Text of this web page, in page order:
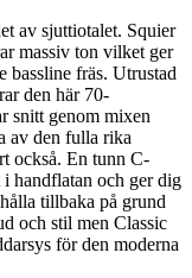
av sjuttiotalet. Squier
massiv ton vilket ger
bassline fräs. Utrustad
den här 70-
snitt genom mixen
av den fulla rika
också. En tunn C-
handflatan och ger dig
tillbaka på grund
och stil men Classic
för den moderna